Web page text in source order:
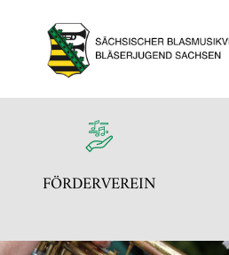
FÖRDERVEREIN